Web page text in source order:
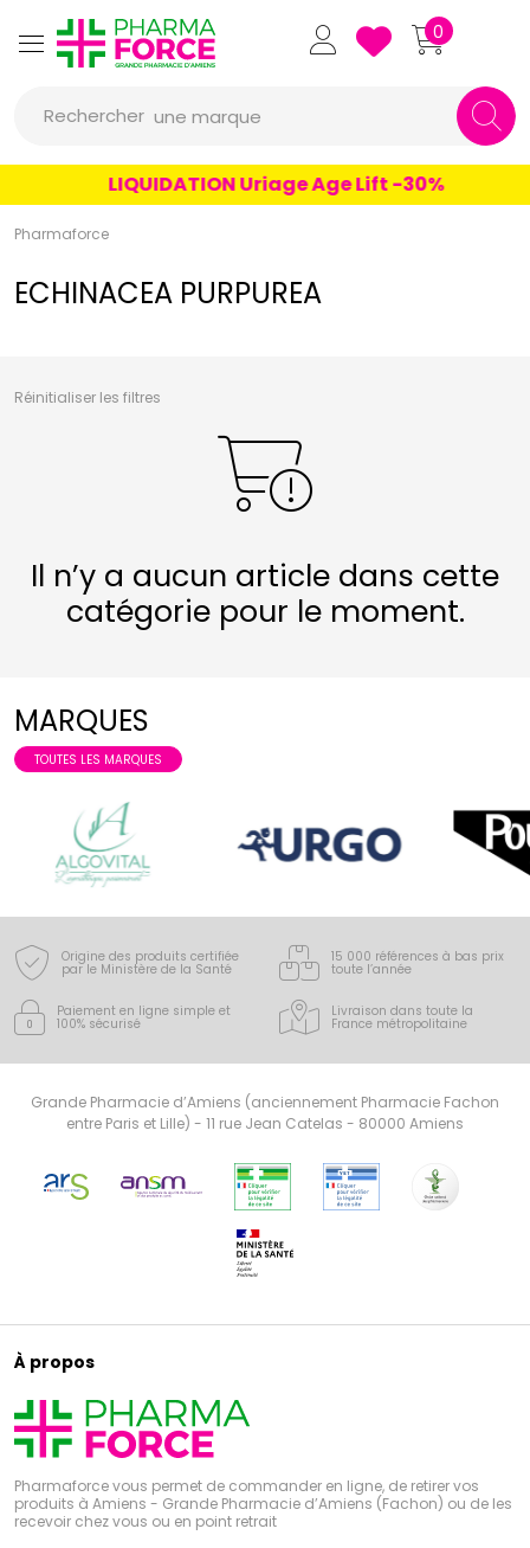
Pharmaforce Grande Pharmacie
0
Rechercher
un conseil
un produit
une marque
LIQUIDATION Uriage Age Lift -30%
Pharmaforce
ECHINACEA PURPUREA
Réinitialiser les filtres
Il n’y a aucun article dans cette
catégorie pour le moment.
MARQUES
TOUTES LES MARQUES
Origine des produits certifiée
par le Ministère de la Santé
15 000 références à bas prix
toute l’année
Paiement en ligne simple et
100% sécurisé
Livraison dans toute la
France métropolitaine
Grande Pharmacie d’Amiens (anciennement Pharmacie Fachon
entre Paris et Lille) - 11 rue Jean Catelas - 80000 Amiens
À propos
Pharmaforce vous permet de commander en ligne, de retirer vos
produits à Amiens - Grande Pharmacie d’Amiens (Fachon) ou de les
recevoir chez vous ou en point retrait